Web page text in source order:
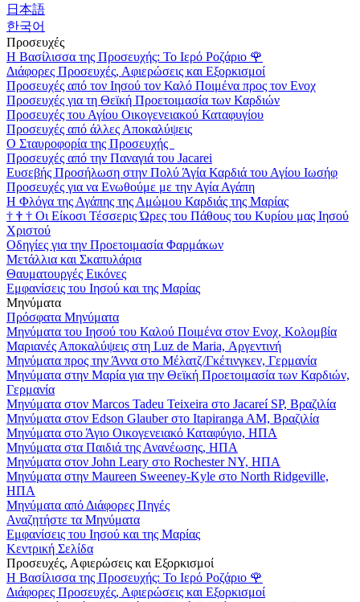
日本語
한국어
Προσευχές
Η Βασίλισσα της Προσευχής: Το Ιερό Ροζάριο 🌹
Διάφορες Προσευχές, Αφιερώσεις και Εξορκισμοί
Προσευχές από τον Ιησού τον Καλό Ποιμένα προς τον Ενοχ
Προσευχές για τη Θεϊκή Προετοιμασία των Καρδιών
Προσευχές του Αγίου Οικογενειακού Καταφυγίου
Προσευχές από άλλες Αποκαλύψεις
Ο Σταυροφορία της Προσευχής
Προσευχές από την Παναγιά του Jacarei
Ευσεβής Προσήλωση στην Πολύ Άγία Καρδιά του Αγίου Ιωσήφ
Προσευχές για να Ενωθούμε με την Αγία Αγάπη
Η Φλόγα της Αγάπης της Αμώμου Καρδιάς της Μαρίας
† † † Οι Είκοσι Τέσσερις Ώρες του Πάθους του Κυρίου μας Ιησού
Χριστού
Οδηγίες για την Προετοιμασία Φαρμάκων
Μετάλλια και Σκαπυλάρια
Θαυματουργές Εικόνες
Εμφανίσεις του Ιησού και της Μαρίας
Μηνύματα
Πρόσφατα Μηνύματα
Μηνύματα του Ιησού του Καλού Ποιμένα στον Ενοχ, Κολομβία
Μαριανές Αποκαλύψεις στη Luz de Maria, Αργεντινή
Μηνύματα προς την Άννα στο Μέλατζ/Γκέτινγκεν, Γερμανία
Μηνύματα στην Μαρία για την Θεϊκή Προετοιμασία των Καρδιών,
Γερμανία
Μηνύματα στον Marcos Tadeu Teixeira στο Jacareí SP, Βραζιλία
Μηνύματα στον Edson Glauber στο Itapiranga AM, Βραζιλία
Μηνύματα στο Άγιο Οικογενειακό Καταφύγιο, ΗΠΑ
Μηνύματα στα Παιδιά της Ανανέωσης, ΗΠΑ
Μηνύματα στον John Leary στο Rochester NY, ΗΠΑ
Μηνύματα στην Maureen Sweeney-Kyle στο North Ridgeville,
ΗΠΑ
Μηνύματα από Διάφορες Πηγές
Αναζητήστε τα Μηνύματα
Εμφανίσεις του Ιησού και της Μαρίας
Κεντρική Σελίδα
Προσευχές, Αφιερώσεις και Εξορκισμοί
Η Βασίλισσα της Προσευχής: Το Ιερό Ροζάριο 🌹
Διάφορες Προσευχές, Αφιερώσεις και Εξορκισμοί